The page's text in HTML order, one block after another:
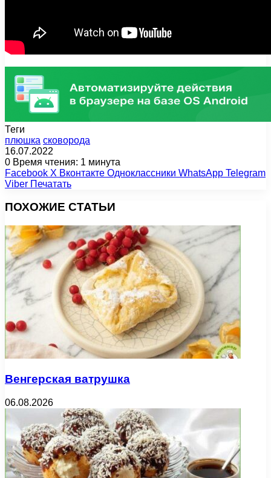
Теги
плюшка сковорода
16.07.2022
0 Время чтения: 1 минута
Facebook X Вконтакте Одноклассники WhatsApp Telegram
Viber Печатать
ПОХОЖИЕ СТАТЬИ
Венгерская ватрушка
06.08.2026